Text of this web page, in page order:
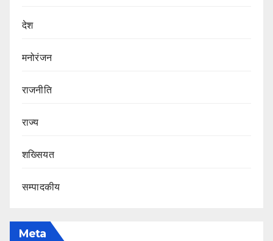
देश
मनोरंजन
राजनीति
राज्य
शख्सियत
सम्पादकीय
Meta